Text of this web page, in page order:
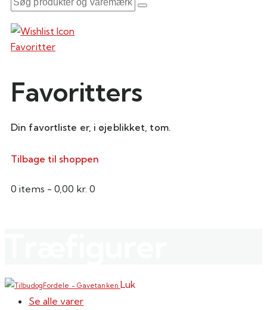
Favoritter
Favoritters
Din favortliste er, i øjeblikket, tom.
Tilbage til shoppen
0 items - 0,00 kr. 0
Luk
Se alle varer